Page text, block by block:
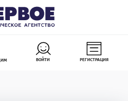
ВОЙТИ РЕГИСТРАЦИЯ